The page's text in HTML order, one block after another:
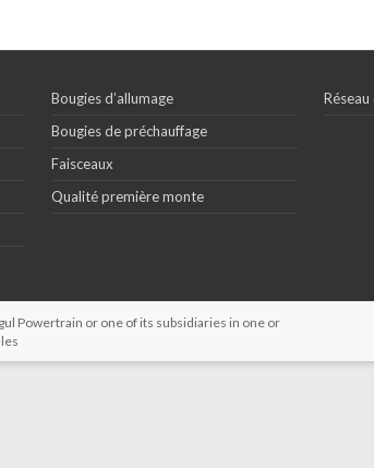
Bougies d’allumage
Bougies de préchauffage
Faisceaux
Qualité première monte
Powertrain or one of its subsidiaries in one or